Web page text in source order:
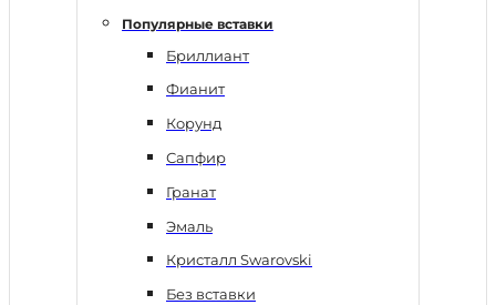
Популярные вставки
Бриллиант
Фианит
Корунд
Сапфир
Гранат
Эмаль
Кристалл Swarovski
Без вставки